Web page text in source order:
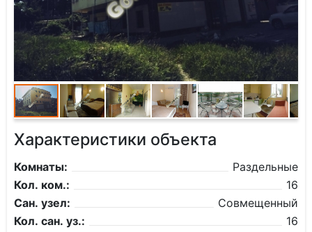
Характеристики объекта
Комнаты:
Раздельные
Кол. ком.:
16
Сан. узел:
Совмещенный
Кол. сан. уз.:
16